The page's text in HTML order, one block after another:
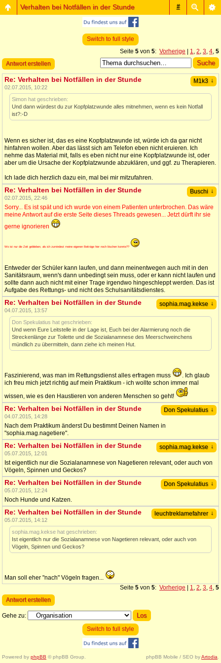
#
Verhalten bei Notfällen in der Stunde
Switch to full style
Seite 5 von 5: Vorherige 1, 2, 3, 4, 5
Antwort erstellen
M1k3 ↓
Re: Verhalten bei Notfällen in der Stunde
02.07.2015, 10:22
Simon hat geschrieben:
Und dann würdest du zur Kopfplatzwunde alles mitnehmen, wenn es kein Notfall
ist?:-D
Wenn es sicher ist, das es eine Kopfplatzwunde ist, würde ich da gar nicht
hinfahren wollen. Aber das lässt sich am Telefon eben nicht eruieren. Ich
nehme das Material mit, falls es eben nicht nur eine Kopfplatzwunde ist, oder
aber um die Ursache der Kopfplatzwunde abzuklären, und ggf. zu Therapieren.
Ich lade dich herzlich dazu ein, mal bei mir mitzufahren.
Buschi ↓
Re: Verhalten bei Notfällen in der Stunde
02.07.2015, 22:46
Sorry... Es ist spät und ich wurde von einem Patienten unterbrochen. Das wäre
meine Antwort auf die erste Seite dieses Threads gewesen... Jetzt dürft ihr sie
gerne ignorieren
Wo ist nur die Zeit geblieben, als ich zumindest meine eigenen Beiträge hier noch löschen konnte??
Entweder der Schüler kann laufen, und dann meinentwegen auch mit in den
Sanitätsraum, wenn's dann unbedingt sein muss, oder er kann nicht laufen und
sollte dann auch nicht mit einer Trage irgendwo hingeschleppt werden. Das ist
Aufgabe des Rettungs- und nicht des Schulsanitätsdienstes.
sophia.mag.kekse ↓
Re: Verhalten bei Notfällen in der Stunde
04.07.2015, 13:57
Don Spekulatius hat geschrieben:
Und wenn Eure Leitstelle in der Lage ist, Euch bei der Alarmierung noch die
Streckenlänge zur Toilette und die Sozialanamnese des Meerschweinchens
mündlich zu übermitteln, dann ziehe ich meinen Hut.
Faszinierend, was man im Rettungsdienst alles erfragen muss
. Ich glaub
ich freu mich jetzt richtig auf mein Praktikum - ich wollte schon immer mal
wissen, wie es den Haustieren von anderen Menschen so geht!
Don Spekulatius ↓
Re: Verhalten bei Notfällen in der Stunde
04.07.2015, 14:28
Nach dem Praktikum änderst Du bestimmt Deinen Namen in
"sophia.mag.nagetiere".
sophia.mag.kekse ↓
Re: Verhalten bei Notfällen in der Stunde
05.07.2015, 12:01
Ist eigentlich nur die Sozialanamnese von Nagetieren relevant, oder auch von
Vögeln, Spinnen und Geckos?
Don Spekulatius ↓
Re: Verhalten bei Notfällen in der Stunde
05.07.2015, 12:24
Noch Hunde und Katzen.
leuchtreklamefahrer ↓
Re: Verhalten bei Notfällen in der Stunde
05.07.2015, 14:12
sophia.mag.kekse hat geschrieben:
Ist eigentlich nur die Sozialanamnese von Nagetieren relevant, oder auch von
Vögeln, Spinnen und Geckos?
Man soll eher "nach" Vögeln fragen...
Seite 5 von 5: Vorherige 1, 2, 3, 4, 5
Antwort erstellen
Gehe zu:
Switch to full style
Powered by phpBB © phpBB Group. phpBB Mobile / SEO byArtodia